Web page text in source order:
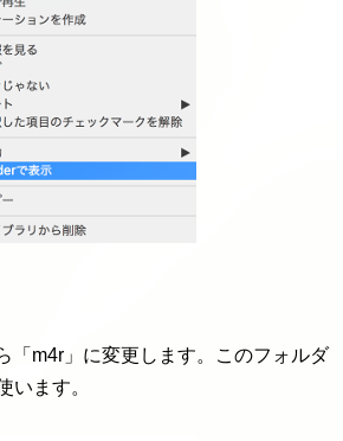
「m4r」に変更します。このフォルダ
います。